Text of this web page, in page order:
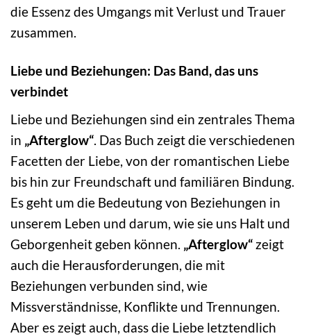
die Essenz des Umgangs mit Verlust und Trauer
zusammen.
Liebe und Beziehungen: Das Band, das uns
verbindet
Liebe und Beziehungen sind ein zentrales Thema
in „Afterglow“. Das Buch zeigt die verschiedenen
Facetten der Liebe, von der romantischen Liebe
bis hin zur Freundschaft und familiären Bindung.
Es geht um die Bedeutung von Beziehungen in
unserem Leben und darum, wie sie uns Halt und
Geborgenheit geben können. „Afterglow“ zeigt
auch die Herausforderungen, die mit
Beziehungen verbunden sind, wie
Missverständnisse, Konflikte und Trennungen.
Aber es zeigt auch, dass die Liebe letztendlich